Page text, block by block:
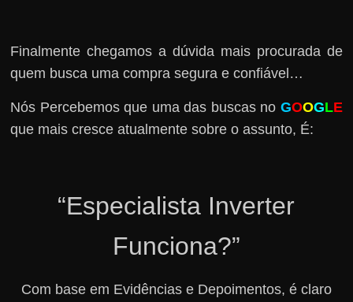
Finalmente chegamos a dúvida mais procurada de
quem busca uma compra segura e confiável…
Nós Percebemos que uma das buscas no GOOGLE
que mais cresce atualmente sobre o assunto, É:
“Especialista Inverter
Funciona?”
Com base em Evidências e Depoimentos, é claro